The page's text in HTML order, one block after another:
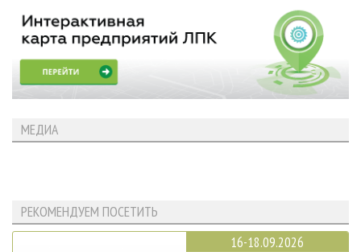
МЕДИА
РЕКОМЕНДУЕМ ПОСЕТИТЬ
16-18.09.2026